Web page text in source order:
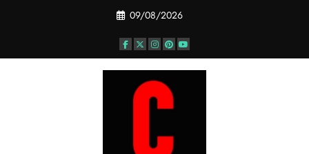
09/08/2026